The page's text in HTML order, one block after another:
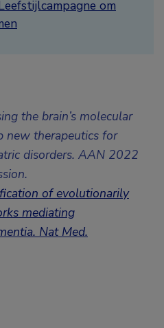
om
the brain’s molecular
new therapeutics for
disorders. AAN 2022
of evolutionarily
mediating
Nat Med.